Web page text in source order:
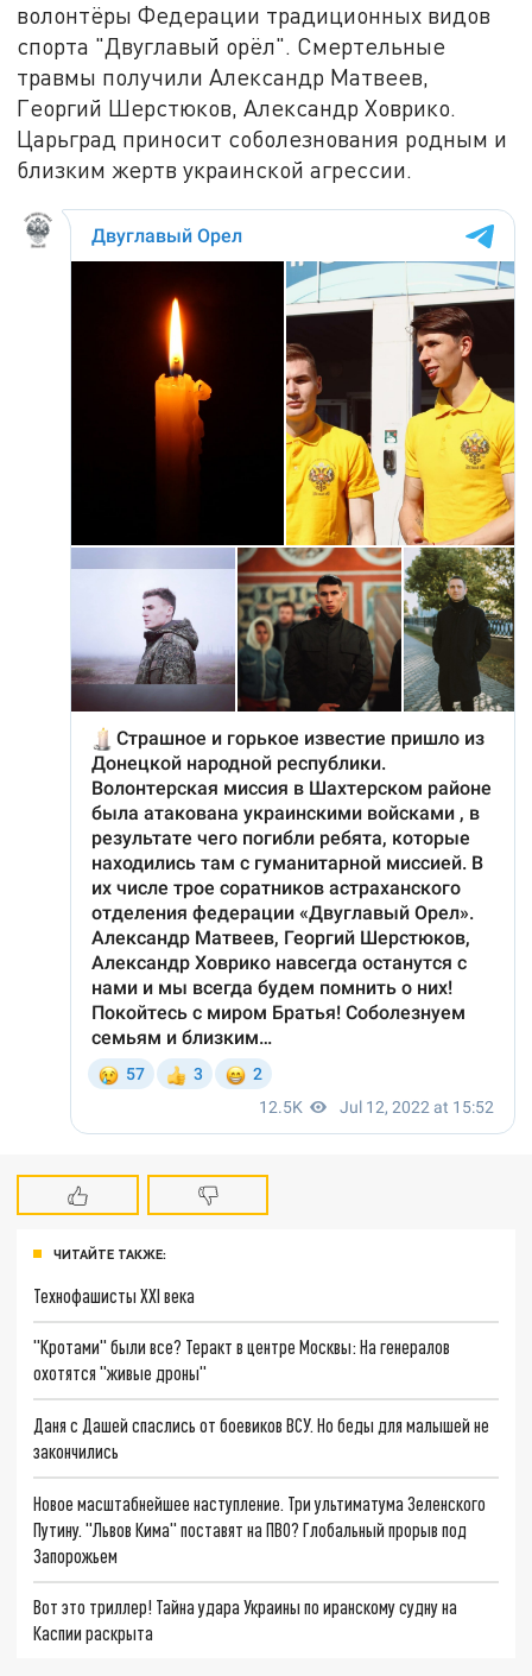
волонтёры Федерации традиционных видов
спорта "Двуглавый орёл". Смертельные
травмы получили Александр Матвеев,
Георгий Шерстюков, Александр Ховрико.
Царьград приносит соболезнования родным и
близким жертв украинской агрессии.
ЧИТАЙТЕ ТАКЖЕ:
Технофашисты XXI века
"Кротами" были все? Теракт в центре Москвы: На генералов
охотятся "живые дроны"
Даня с Дашей спаслись от боевиков ВСУ. Но беды для малышей не
закончились
Новое масштабнейшее наступление. Три ультиматума Зеленского
Путину. "Львов Кима" поставят на ПВО? Глобальный прорыв под
Запорожьем
Вот это триллер! Тайна удара Украины по иранскому судну на
Каспии раскрыта